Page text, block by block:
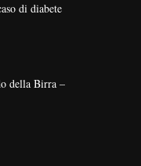
di diabete
della Birra –